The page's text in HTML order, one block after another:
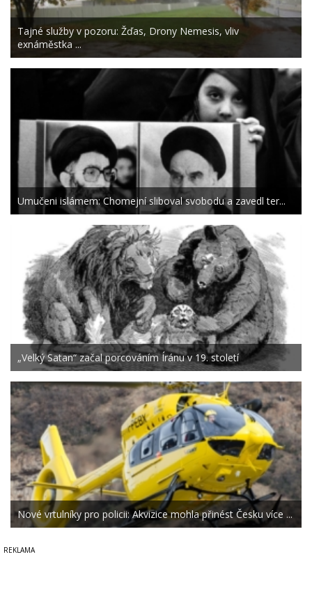
Tajné služby v pozoru: Žďas, Drony Nemesis, vliv
exnáměstka ...
Umučeni islámem: Chomejní sliboval svobodu a zavedl ter...
„Velký Satan“ začal porcováním Íránu v 19. století
Nové vrtulníky pro policii: Akvizice mohla přinést Česku více ...